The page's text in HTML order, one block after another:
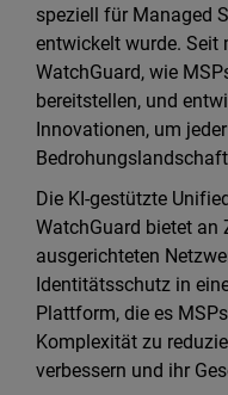
speziell für Managed
entwickelt wurde. Seit
WatchGuard, wie
bereitstellen, und
Innovationen, um
Die KI-gestützte
WatchGuard bietet an
ausgerichteten
Identitätsschutz in
Plattform, die es
Komplexität zu
verbessern und ihr